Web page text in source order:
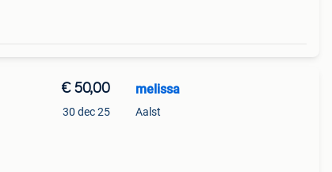
€ 50,00
30 dec 25
melissa
Aalst